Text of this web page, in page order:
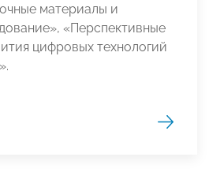
материалы и
«Перспективные
цифровых технологий